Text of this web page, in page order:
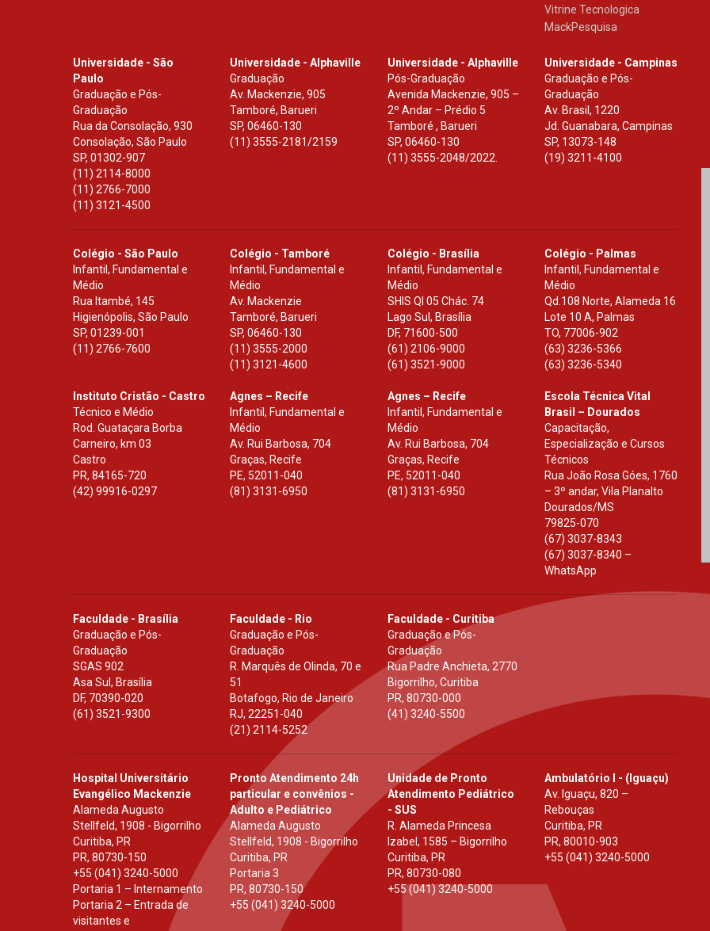
Vitrine Tecnologica
MackPesquisa
Universidade - São
Paulo
Graduação e Pós-
Graduação
Rua da Consolação, 930
Consolação, São Paulo
SP, 01302-907
(11) 2114-8000
(11) 2766-7000
(11) 3121-4500
Universidade - Alphaville
Graduação
Av. Mackenzie, 905
Tamboré, Barueri
SP,06460-130
(11) 3555-2181/2159
Universidade - Alphaville
Pós-Graduação
Avenida Mackenzie, 905 –
2º Andar – Prédio 5
Tamboré , Barueri
SP, 06460-130
(11) 3555-2048/2022.
Universidade - Campinas
Graduação e Pós-
Graduação
Av. Brasil, 1220
Jd. Guanabara, Campinas
SP, 13073-148
(19) 3211-4100
Colégio - São Paulo
Infantil, Fundamental e
Médio
Rua Itambé, 145
Higienópolis, São Paulo
SP, 01239-001
(11) 2766-7600
Colégio - Tamboré
Infantil, Fundamental e
Médio
Av. Mackenzie
Tamboré, Barueri
SP,06460-130
(11) 3555-2000
(11) 3121-4600
Colégio - Brasília
Infantil, Fundamental e
Médio
SHIS Ql 05 Chác. 74
Lago Sul, Brasília
DF, 71600-500
(61) 2106-9000
(61) 3521-9000
Colégio - Palmas
Infantil, Fundamental e
Médio
Qd.108 Norte, Alameda 16
Lote 10 A, Palmas
TO, 77006-902
(63) 3236-5366
(63) 3236-5340
Instituto Cristão - Castro
Técnico e Médio
Rod. Guataçara Borba
Carneiro, km 03
Castro
PR, 84165-720
(42) 99916-0297
Agnes – Recife
Infantil, Fundamental e
Médio
Av. Rui Barbosa, 704
Graças, Recife
PE, 52011-040
(81) 3131-6950
Agnes – Recife
Infantil, Fundamental e
Médio
Av. Rui Barbosa, 704
Graças, Recife
PE, 52011-040
(81) 3131-6950
Escola Técnica Vital
Brasil – Dourados
Capacitação,
Especialização e Cursos
Técnicos
Rua João Rosa Góes, 1760
– 3º andar, Vila Planalto
Dourados/MS
79825-070
(67) 3037-8343
(67) 3037-8340 –
WhatsApp
Faculdade - Brasília
Graduação e Pós-
Graduação
SGAS 902
Asa Sul, Brasília
DF, 70390-020
(61) 3521-9300
Faculdade - Rio
Graduação e Pós-
Graduação
R. Marquês de Olinda, 70 e
51
Botafogo, Rio de Janeiro
RJ,22251-040
(21) 2114-5252
Faculdade - Curitiba
Graduação e Pós-
Graduação
Rua Padre Anchieta, 2770
Bigorrilho, Curitiba
PR, 80730-000
(41) 3240-5500
Hospital Universitário
Evangélico Mackenzie
Alameda Augusto
Stellfeld, 1908 - Bigorrilho
Curitiba, PR
PR, 80730-150
+55 (041) 3240-5000
Portaria 1 – Internamento
Portaria 2 – Entrada de
visitantes e
Pronto Atendimento 24h
particular e convênios -
Adulto e Pediátrico
Alameda Augusto
Stellfeld, 1908 - Bigorrilho
Curitiba, PR
Portaria 3
PR,80730-150
+55 (041) 3240-5000
Unidade de Pronto
Atendimento Pediátrico
- SUS
R. Alameda Princesa
Izabel, 1585 – Bigorrilho
Curitiba, PR
PR, 80730-080
+55 (041) 3240-5000
Ambulatório I - (Iguaçu)
Av. Iguaçu, 820 –
Rebouças
Curitiba, PR
PR, 80010-903
+55 (041) 3240-5000